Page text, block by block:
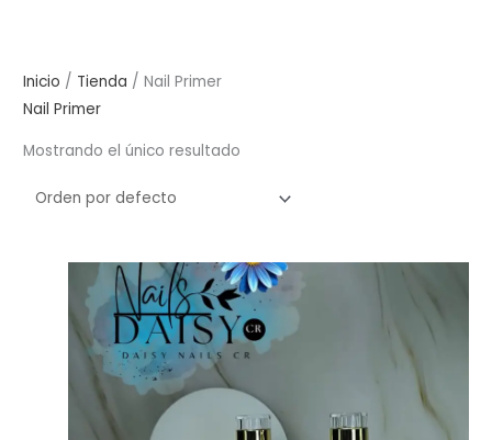
o
Inicio / Tienda / Nail Primer
Nail Primer
Mostrando el único resultado